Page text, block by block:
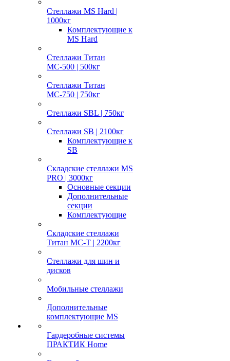
Стеллажи MS Hard |
1000кг
Комплектующие к
MS Hard
Стеллажи Титан
МС-500 | 500кг
Стеллажи Титан
МС-750 | 750кг
Стеллажи SBL | 750кг
Стеллажи SB | 2100кг
Комплектующие к
SB
Складские стеллажи MS
PRO | 3000кг
Основные секции
Дополнительные
секции
Комплектующие
Складские стеллажи
Титан МС-Т | 2200кг
Стеллажи для шин и
дисков
Мобильные стеллажи
Дополнительные
комплектующие MS
Гардеробные системы
ПРАКТИК Home